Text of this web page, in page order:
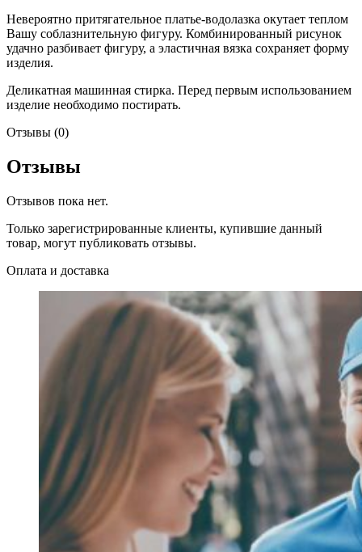
Невероятно притягательное платье-водолазка окутает теплом
Вашу соблазнительную фигуру. Комбинированный рисунок
удачно разбивает фигуру, а эластичная вязка сохраняет форму
изделия.
Деликатная машинная стирка. Перед первым использованием
изделие необходимо постирать.
Отзывы (0)
Отзывы
Отзывов пока нет.
Только зарегистрированные клиенты, купившие данный
товар, могут публиковать отзывы.
Оплата и доставка